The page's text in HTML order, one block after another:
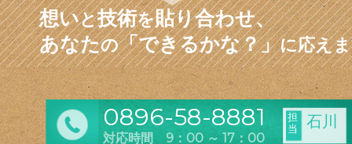
想いと技術を貼り合わせ、
あなたの「できるかな？」に応え
0896-58-8881
対応時間 9：00 ～ 17：00
担
当
石川